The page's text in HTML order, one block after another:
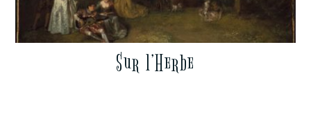
Sur l’Herbe